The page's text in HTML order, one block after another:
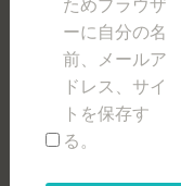
ためブラウザ
ーに自分の名
前、メールア
ドレス、サイ
トを保存す
る。